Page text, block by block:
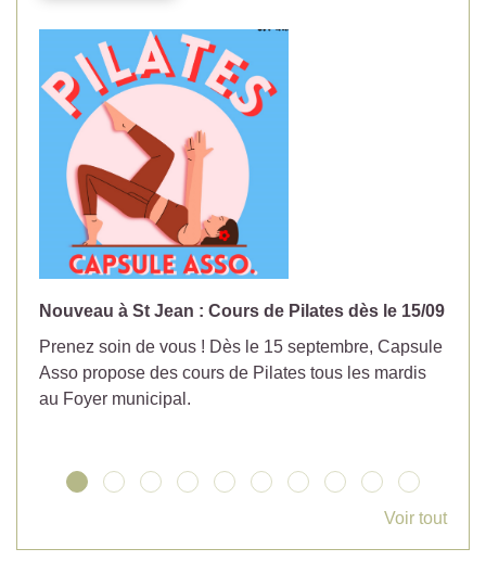
Nouveau à St Jean : Cours de Pilates dès le 15/09
Prenez soin de vous ! Dès le 15 septembre, Capsule
Asso propose des cours de Pilates tous les mardis
au Foyer municipal.
Voir tout